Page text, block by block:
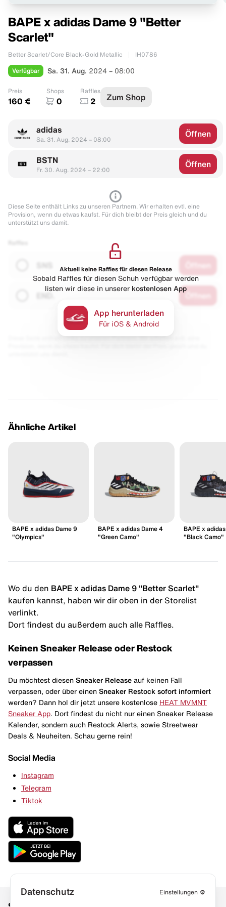
BAPE x adidas Dame 9 "Better
Scarlet"
Better Scarlet/Core Black-Gold Metallic IH0786
Verfügbar Sa. 31. Aug. 2024 – 08:00
Preis
160 €
Shops
0
Raffles
2 Zum Shop
adidas
Sa. 31. Aug. 2024 – 08:00
Öffnen
BSTN
Fr. 30. Aug. 2024 – 22:00
Öffnen
Diese Seite enthält Links zu unseren Partnern. Wir erhalten evtl. eine
Provision, wenn du etwas kaufst. Für dich bleibt der Preis gleich und du
unterstützt uns damit.
Diese Seite enthält Links zu unseren Partnern. Wir erhalten evtl. eine
Aktuell keine Raffles für diesen Release
Sobald Raffles für diesen Schuh verfügbar werden
listen wir diese in unserer kostenlosen App
App herunterladen
Für iOS & Android
Ähnliche Artikel
BAPE x adidas Dame 9
"Olympics"
BAPE x adidas Dame 4
"Green Camo"
BAPE x
"Black Camo"
Wo du den BAPE x adidas Dame 9 "Better Scarlet"
kaufen kannst, haben wir dir oben in der Storelist
verlinkt.
Dort findest du außerdem auch alle Raffles.
Keinen Sneaker Release oder Restock
verpassen
Du möchtest diesen Sneaker Release auf keinen Fall
verpassen, oder über einen Sneaker Restock sofort informiert
werden? Dann hol dir jetzt unsere kostenlose HEAT MVMNT
Sneaker App . Dort findest du nicht nur einen Sneaker Release
Kalender, sondern auch Restock Alerts, sowie Streetwear
Deals & Neuheiten. Schau gerne rein!
Social Media
Instagram
Telegram
Tiktok
Datenschutz Einstellungen ⚙️